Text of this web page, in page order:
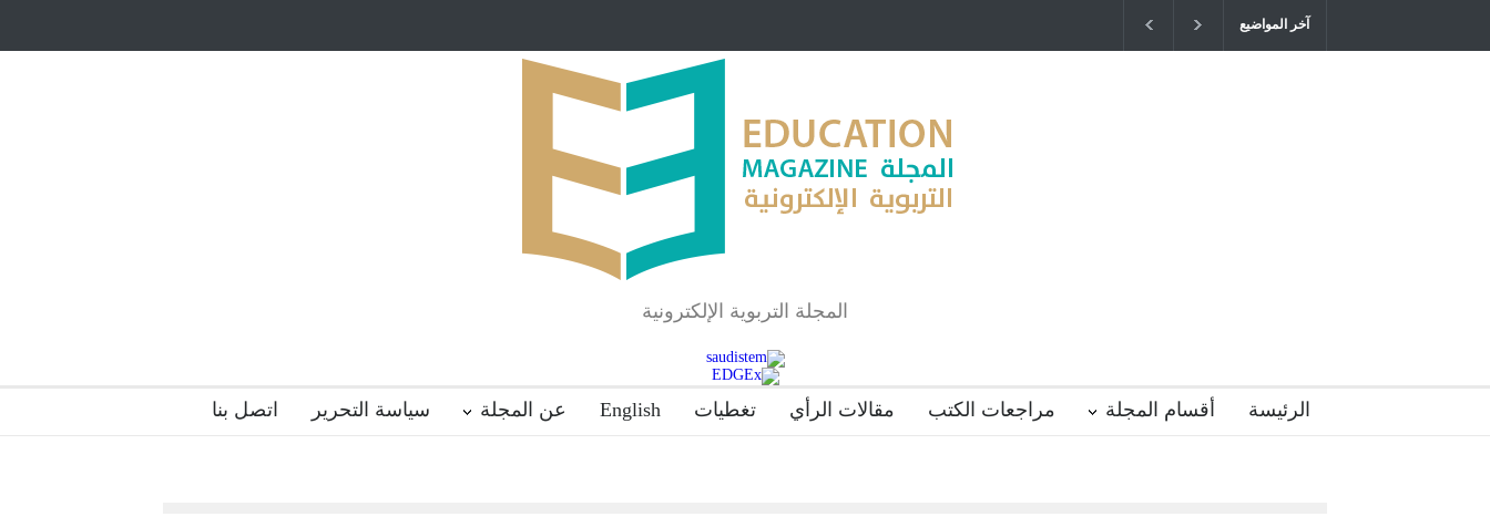
آخر المواضيع
شراكة مجتمعية لمجمع تعليمي بالطائف تستهدف الأيتام وأبناء الشهداء
لماذا تعد برامج توعية الأطفال بخصوصية الجسد وقاية لا فضول؟
المجلة التربوية الإلكترونية
الرئيسة أقسام المجلة مراجعات الكتب مقالات الرأي تغطيات English عن المجلة سياسة التحرير اتصل بنا